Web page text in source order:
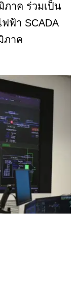
ภาค ร่วมเป็น
ฟ้า SCADA
ภาค